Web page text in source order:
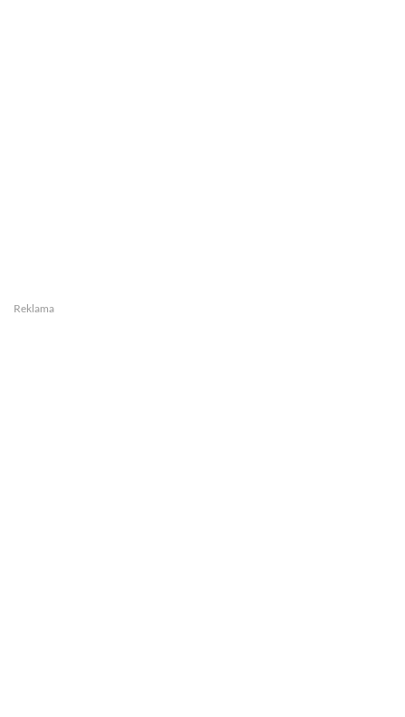
Reklama